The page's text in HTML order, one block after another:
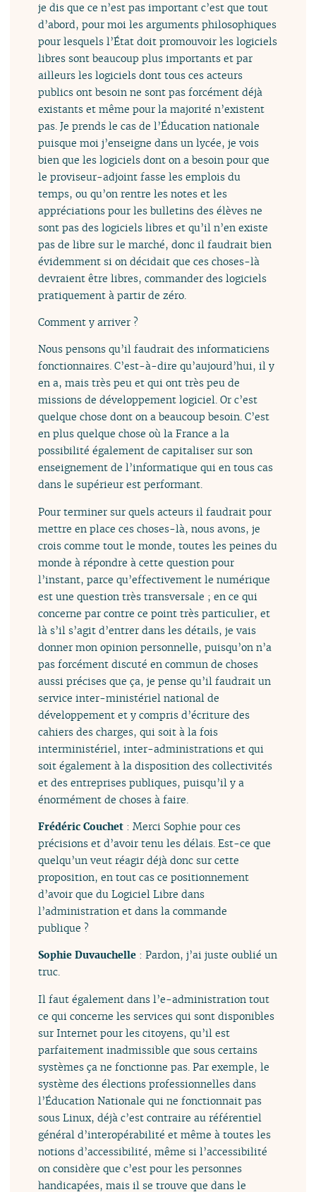
je dis que ce n’est pas important c’est que tout
d’abord, pour moi les arguments philosophiques
pour lesquels l’État doit promouvoir les logiciels
libres sont beaucoup plus importants et par
ailleurs les logiciels dont tous ces acteurs
publics ont besoin ne sont pas forcément déjà
existants et même pour la majorité n’existent
pas. Je prends le cas de l’Éducation nationale
puisque moi j’enseigne dans un lycée, je vois
bien que les logiciels dont on a besoin pour que
le proviseur-adjoint fasse les emplois du
temps, ou qu’on rentre les notes et les
appréciations pour les bulletins des élèves ne
sont pas des logiciels libres et qu’il n’en existe
pas de libre sur le marché, donc il faudrait bien
évidemment si on décidait que ces choses-là
devraient être libres, commander des logiciels
pratiquement à partir de zéro.
Comment y arriver ?
Nous pensons qu’il faudrait des informaticiens
fonctionnaires. C’est-à-dire qu’aujourd’hui, il y
en a, mais très peu et qui ont très peu de
missions de développement logiciel. Or c’est
quelque chose dont on a beaucoup besoin. C’est
en plus quelque chose où la France a la
possibilité également de capitaliser sur son
enseignement de l’informatique qui en tous cas
dans le supérieur est performant.
Pour terminer sur quels acteurs il faudrait pour
mettre en place ces choses-là, nous avons, je
crois comme tout le monde, toutes les peines du
monde à répondre à cette question pour
l’instant, parce qu’effectivement le numérique
est une question très transversale ; en ce qui
concerne par contre ce point très particulier, et
là s’il s’agit d’entrer dans les détails, je vais
donner mon opinion personnelle, puisqu’on n’a
pas forcément discuté en commun de choses
aussi précises que ça, je pense qu’il faudrait un
service inter-ministériel national de
développement et y compris d’écriture des
cahiers des charges, qui soit à la fois
interministériel, inter-administrations et qui
soit également à la disposition des collectivités
et des entreprises publiques, puisqu’il y a
énormément de choses à faire.
Frédéric Couchet : Merci Sophie pour ces
précisions et d’avoir tenu les délais. Est-ce que
quelqu’un veut réagir déjà donc sur cette
proposition, en tout cas ce positionnement
d’avoir que du Logiciel Libre dans
l’administration et dans la commande
publique ?
Sophie Duvauchelle : Pardon, j’ai juste oublié un
truc.
Il faut également dans l’e-administration tout
ce qui concerne les services qui sont disponibles
sur Internet pour les citoyens, qu’il est
parfaitement inadmissible que sous certains
systèmes ça ne fonctionne pas. Par exemple, le
système des élections professionnelles dans
l’Éducation Nationale qui ne fonctionnait pas
sous Linux, déjà c’est contraire au référentiel
général d’interopérabilité et même à toutes les
notions d’accessibilité, même si l’accessibilité
on considère que c’est pour les personnes
handicapées, mais il se trouve que dans le